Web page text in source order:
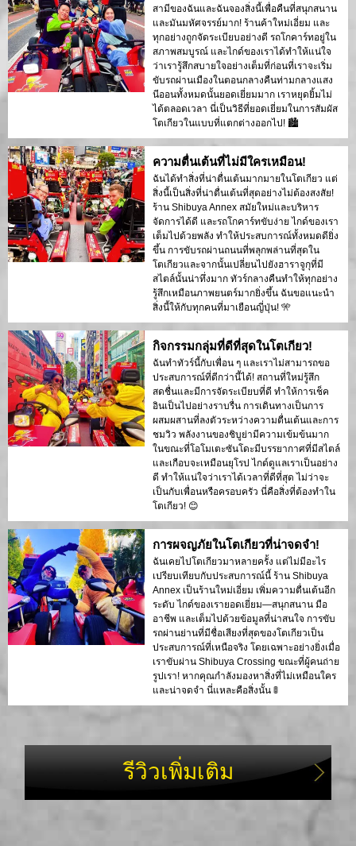
สามีของฉันและฉันจองสิ่งนี้เพื่อคืนที่สนุกสนาน
และมันมหัศจรรย์มาก! ร้านค้าใหม่เอี่ยม และ
ทุกอย่างถูกจัดระเบียบอย่างดี รถโกคาร์ทอยู่ใน
สภาพสมบูรณ์ และไกด์ของเราได้ทำให้แน่ใจ
ว่าเรารู้สึกสบายใจอย่างเต็มที่ก่อนที่เราจะเริ่ม
ขับรถผ่านเมืองในตอนกลางคืนท่ามกลางแสง
นีออนทั้งหมดนั้นยอดเยี่ยมมาก เราหยุดยิ้มไม่
ได้ตลอดเวลา นี่เป็นวิธีที่ยอดเยี่ยมในการสัมผัส
โตเกียวในแบบที่แตกต่างออกไป! 🏙️
ความตื่นเต้นที่ไม่มีใครเหมือน!
ฉันได้ทำสิ่งที่น่าตื่นเต้นมากมายในโตเกียว แต่
สิ่งนี้เป็นสิ่งที่น่าตื่นเต้นที่สุดอย่างไม่ต้องสงสัย!
ร้าน Shibuya Annex สมัยใหม่และบริหาร
จัดการได้ดี และรถโกคาร์ทขับง่าย ไกด์ของเรา
เต็มไปด้วยพลัง ทำให้ประสบการณ์ทั้งหมดดียิ่ง
ขึ้น การขับรถผ่านถนนที่พลุกพล่านที่สุดใน
โตเกียวและจากนั้นเปลี่ยนไปยังฮาราจูกุที่มี
สไตล์นั้นน่าทึ่งมาก ทัวร์กลางคืนทำให้ทุกอย่าง
รู้สึกเหมือนภาพยนตร์มากยิ่งขึ้น ฉันขอแนะนำ
สิ่งนี้ให้กับทุกคนที่มาเยือนญี่ปุ่น! 🎌
กิจกรรมกลุ่มที่ดีที่สุดในโตเกียว!
ฉันทำทัวร์นี้กับเพื่อน ๆ และเราไม่สามารถขอ
ประสบการณ์ที่ดีกว่านี้ได้! สถานที่ใหม่รู้สึก
สดชื่นและมีการจัดระเบียบที่ดี ทำให้การเช็ค
อินเป็นไปอย่างราบรื่น การเดินทางเป็นการ
ผสมผสานที่ลงตัวระหว่างความตื่นเต้นและการ
ชมวิว พลังงานของชิบูย่ามีความเข้มข้นมาก
ในขณะที่โอโมเตะซันโดะมีบรรยากาศที่มีสไตล์
และเกือบจะเหมือนยุโรป ไกด์ดูแลเราเป็นอย่าง
ดี ทำให้แน่ใจว่าเราได้เวลาที่ดีที่สุด ไม่ว่าจะ
เป็นกับเพื่อนหรือครอบครัว นี่คือสิ่งที่ต้องทำใน
โตเกียว! 😊
การผจญภัยในโตเกียวที่น่าจดจำ!
ฉันเคยไปโตเกียวมาหลายครั้ง แต่ไม่มีอะไร
เปรียบเทียบกับประสบการณ์นี้ ร้าน Shibuya
Annex เป็นร้านใหม่เอี่ยม เพิ่มความตื่นเต้นอีก
ระดับ ไกด์ของเรายอดเยี่ยม—สนุกสนาน มือ
อาชีพ และเต็มไปด้วยข้อมูลที่น่าสนใจ การขับ
รถผ่านย่านที่มีชื่อเสียงที่สุดของโตเกียวเป็น
ประสบการณ์ที่เหนือจริง โดยเฉพาะอย่างยิ่งเมื่อ
เราขับผ่าน Shibuya Crossing ขณะที่ผู้คนถ่าย
รูปเรา! หากคุณกำลังมองหาสิ่งที่ไม่เหมือนใคร
และน่าจดจำ นี่แหละคือสิ่งนั้น 🚦
รีวิวเพิ่มเติม